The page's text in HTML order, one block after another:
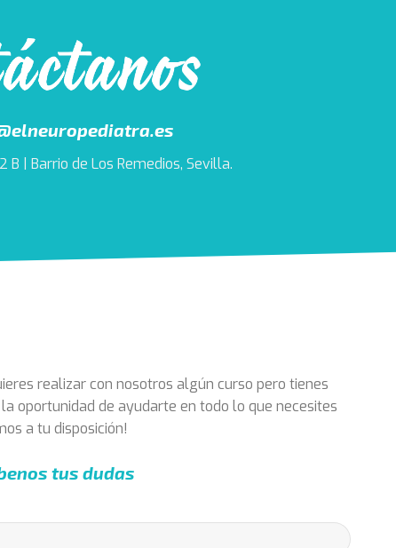
B | Barrio de Los Remedios, Sevilla.
realizar con nosotros algún curso pero tienes
oportunidad de ayudarte en todo lo que necesites
a tu disposición!
tus dudas